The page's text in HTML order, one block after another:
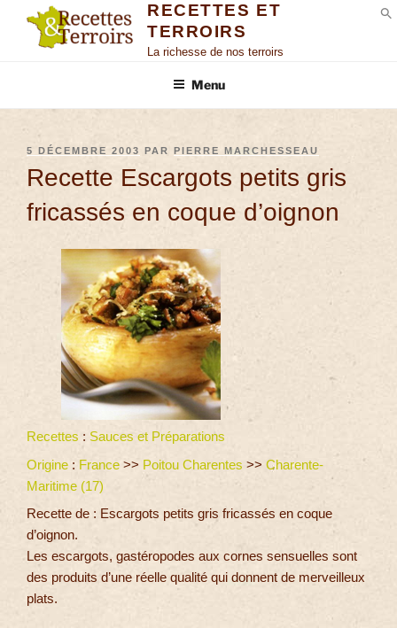
RECETTES ET
TERROIRS
La richesse de nos terroirs
Menu
5 DÉCEMBRE 2003 PAR PIERRE MARCHESSEAU
Recette Escargots petits gris
fricassés en coque d’oignon
Recettes : Sauces et Préparations
Origine : France >> Poitou Charentes >> Charente-
Maritime (17)
Recette de : Escargots petits gris fricassés en coque
d’oignon.
Les escargots, gastéropodes aux cornes sensuelles sont
des produits d’une réelle qualité qui donnent de merveilleux
plats.